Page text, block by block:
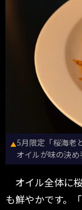
▲5月限定「桜海老
オイルが味の決め
オイル全体に
も鮮やかです。